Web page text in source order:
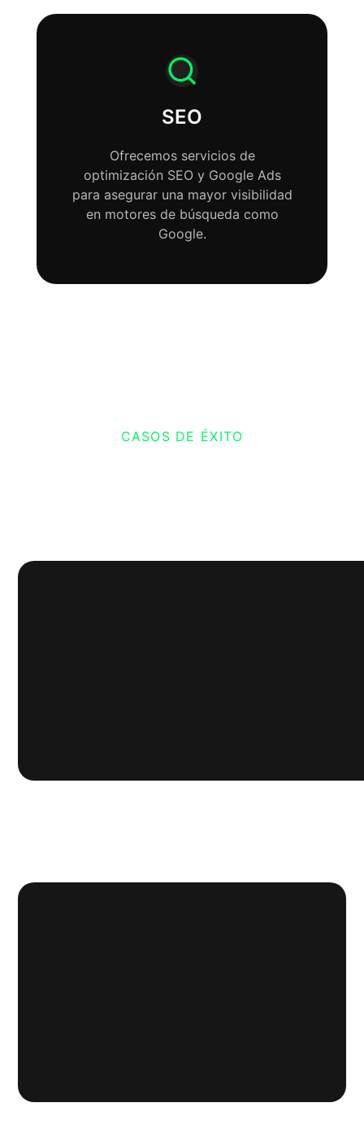
SEO
Ofrecemos servicios de
optimización SEO y Google Ads
para asegurar una mayor visibilidad
en motores de búsqueda como
Google.
CASOS DE ÉXITO